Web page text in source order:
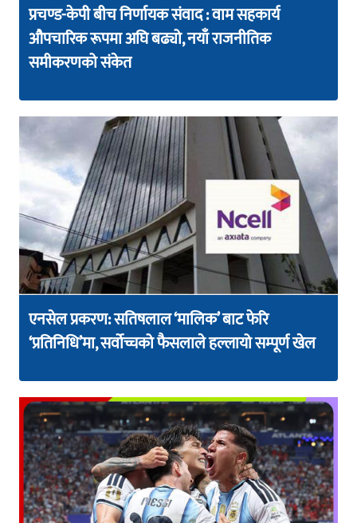
प्रचण्ड-केपी बीच निर्णायक संवाद : वाम सहकार्य
औपचारिक रूपमा अघि बढ्यो, नयाँ राजनीतिक
समीकरणको संकेत
एनसेल प्रकरण: सतिषलाल ‘मालिक’ बाट फेरि
‘प्रतिनिधि’मा, सर्वोच्चको फैसलाले हल्लायो सम्पूर्ण खेल